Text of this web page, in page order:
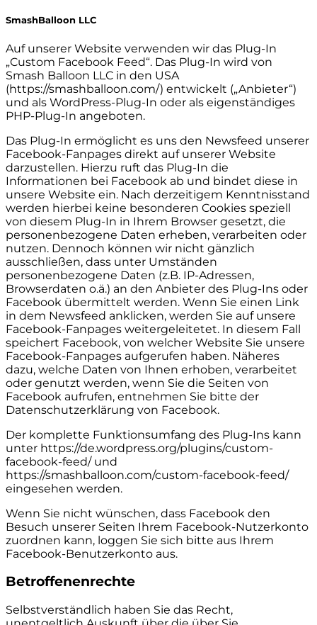
SmashBalloon LLC
Auf unserer Website verwenden wir das Plug-In
„Custom Facebook Feed“. Das Plug-In wird von
Smash Balloon LLC in den USA
(https://smashballoon.com/) entwickelt („Anbieter“)
und als WordPress-Plug-In oder als eigenständiges
PHP-Plug-In angeboten.
Das Plug-In ermöglicht es uns den Newsfeed unserer
Facebook-Fanpages direkt auf unserer Website
darzustellen. Hierzu ruft das Plug-In die
Informationen bei Facebook ab und bindet diese in
unsere Website ein. Nach derzeitigem Kenntnisstand
werden hierbei keine besonderen Cookies speziell
von diesem Plug-In in Ihrem Browser gesetzt, die
personenbezogene Daten erheben, verarbeiten oder
nutzen. Dennoch können wir nicht gänzlich
ausschließen, dass unter Umständen
personenbezogene Daten (z.B. IP-Adressen,
Browserdaten o.ä.) an den Anbieter des Plug-Ins oder
Facebook übermittelt werden. Wenn Sie einen Link
in dem Newsfeed anklicken, werden Sie auf unsere
Facebook-Fanpages weitergeleitetet. In diesem Fall
speichert Facebook, von welcher Website Sie unsere
Facebook-Fanpages aufgerufen haben. Näheres
dazu, welche Daten von Ihnen erhoben, verarbeitet
oder genutzt werden, wenn Sie die Seiten von
Facebook aufrufen, entnehmen Sie bitte der
Datenschutzerklärung von Facebook.
Der komplette Funktionsumfang des Plug-Ins kann
unter https://de.wordpress.org/plugins/custom-
facebook-feed/ und
https://smashballoon.com/custom-facebook-feed/
eingesehen werden.
Wenn Sie nicht wünschen, dass Facebook den
Besuch unserer Seiten Ihrem Facebook-Nutzerkonto
zuordnen kann, loggen Sie sich bitte aus Ihrem
Facebook-Benutzerkonto aus.
Betroffenenrechte
Selbstverständlich haben Sie das Recht,